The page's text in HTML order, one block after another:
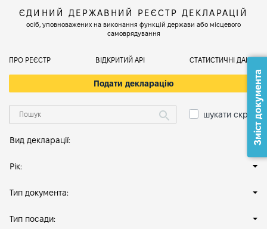
ЄДИНИЙ ДЕРЖАВНИЙ РЕЄСТР ДЕКЛАРАЦІЙ
осіб, уповноважених на виконання функцій держави або місцевого
самоврядування
ПРО РЕЄСТР ВІДКРИТИЙ АРІ СТАТИСТИЧНІ ДАНІ
Подати декларацію
шукати скрізь
Вид декларації:
Рік:
Тип документа:
Тип посади:
Зміст документа